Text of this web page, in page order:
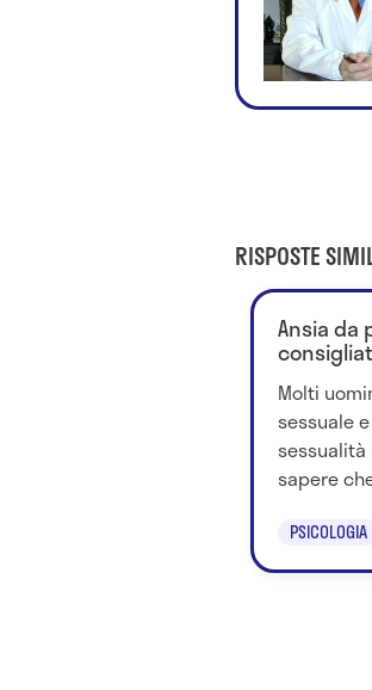
RISPOSTE
Ansia da
Molti
sessuale
sessualità
sapere
PSICOLOGIA